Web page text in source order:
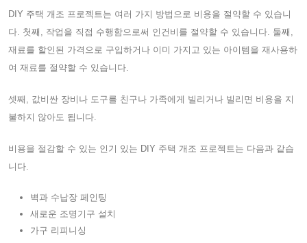
DIY 주택 개조 프로젝트는 여러 가지 방법으로 비용을 절약할 수 있습니
다. 첫째, 작업을 직접 수행함으로써 인건비를 절약할 수 있습니다. 둘째,
재료를 할인된 가격으로 구입하거나 이미 가지고 있는 아이템을 재사용하
여 재료를 절약할 수 있습니다.
셋째, 값비싼 장비나 도구를 친구나 가족에게 빌리거나 빌리면 비용을 지
불하지 않아도 됩니다.
비용을 절감할 수 있는 인기 있는 DIY 주택 개조 프로젝트는 다음과 같습
니다.
벽과 수납장 페인팅
새로운 조명기구 설치
가구 리피니싱